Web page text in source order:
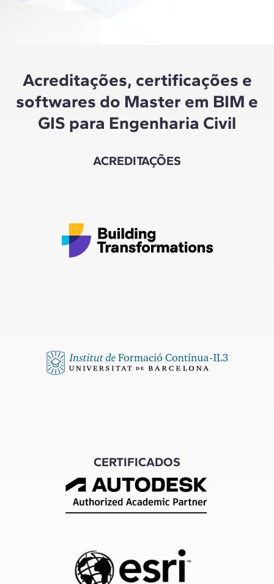
Acreditações, certificações e
softwares do Master em BIM e
GIS para Engenharia Civil
ACREDITAÇÕES
CERTIFICADOS